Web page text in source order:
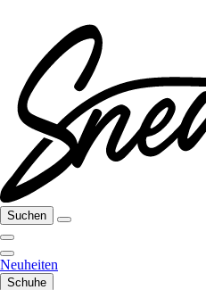
Suchen
Neuheiten
Schuhe